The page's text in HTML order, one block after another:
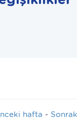
hafta -